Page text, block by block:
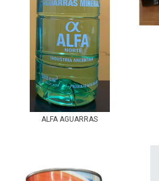
ALFA AGUARRAS